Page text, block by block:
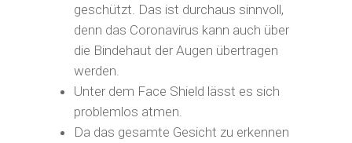
geschützt. Das ist durchaus sinnvoll,
denn das Coronavirus kann auch über
die Bindehaut der Augen übertragen
werden.
Unter dem Face Shield lässt es sich
problemlos atmen.
Da das gesamte Gesicht zu erkennen